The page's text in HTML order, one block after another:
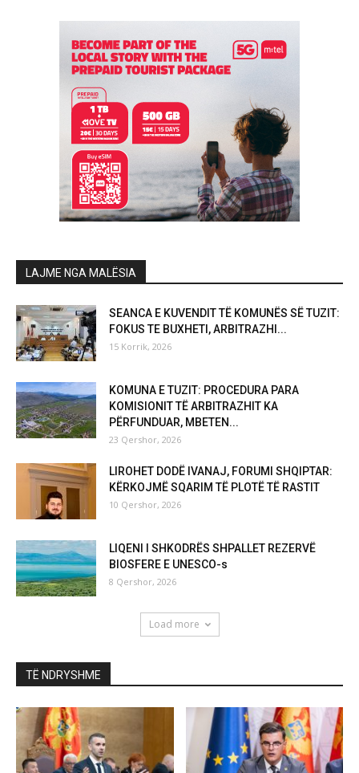
LAJME NGA MALËSIA
SEANCA E KUVENDIT TË KOMUNËS SË TUZIT:
FOKUS TE BUXHETI, ARBITRAZHI...
15 Korrik, 2026
KOMUNA E TUZIT: PROCEDURA PARA
KOMISIONIT TË ARBITRAZHIT KA
PËRFUNDUAR, MBETEN...
23 Qershor, 2026
LIROHET DODË IVANAJ, FORUMI SHQIPTAR:
KËRKOJMË SQARIM TË PLOTË TË RASTIT
10 Qershor, 2026
LIQENI I SHKODRËS SHPALLET REZERVË
BIOSFERE E UNESCO-s
8 Qershor, 2026
Load more
TË NDRYSHME